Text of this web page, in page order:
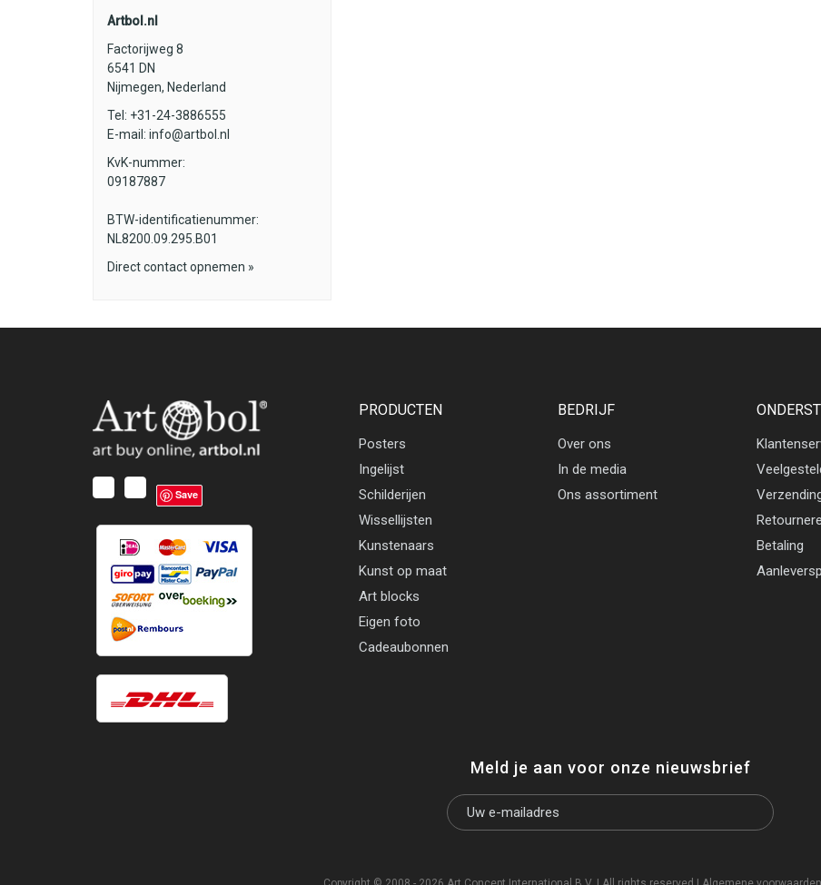
Artbol.nl
Factorijweg 8
6541 DN
Nijmegen, Nederland
Tel: +31-24-3886555
E-mail: info@artbol.nl
KvK-nummer:
09187887
BTW-identificatienummer:
NL8200.09.295.B01
Direct contact opnemen »
Save
PRODUCTEN
Posters
Ingelijst
Schilderijen
Wissellijsten
Kunstenaars
Kunst op maat
Art blocks
Eigen foto
Cadeaubonnen
BEDRIJF
Over ons
In de media
Ons assortiment
Betaling
Meld je aan voor onze nieuwsbrief